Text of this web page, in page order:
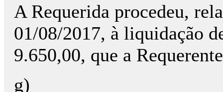
A Requerida procedeu,
01/08/2017, à liquidação
9.650,00, que a
g)